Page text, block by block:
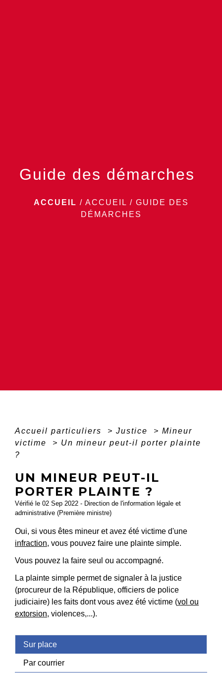
Guide des démarches
ACCUEIL / ACCUEIL / GUIDE DES
DÉMARCHES
Accueil particuliers > Justice > Mineur
victime
> Un mineur peut-il porter plainte
?
UN MINEUR PEUT-IL
PORTER PLAINTE ?
Vérifié le 02 Sep 2022 - Direction de l'information légale et
administrative (Première ministre)
Oui, si vous êtes mineur et avez été victime d'une
infraction, vous pouvez faire une plainte simple.
Vous pouvez la faire seul ou accompagné.
La plainte simple permet de signaler à la justice
(procureur de la République, officiers de police
judiciaire) les faits dont vous avez été victime (vol ou
extorsion, violences,...).
Sur place
Par courrier